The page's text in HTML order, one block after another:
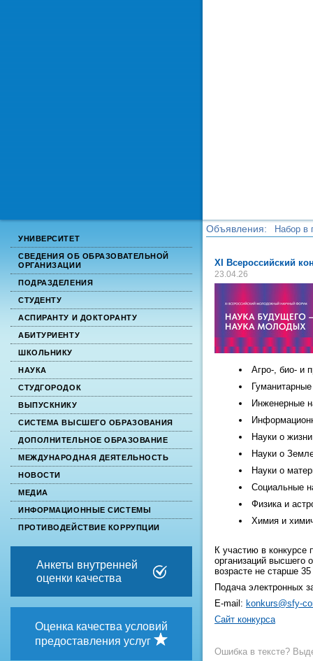
УНИВЕРСИТЕТ
СВЕДЕНИЯ ОБ ОБРАЗОВАТЕЛЬНОЙ
ОРГАНИЗАЦИИ
ПОДРАЗДЕЛЕНИЯ
СТУДЕНТУ
АСПИРАНТУ И ДОКТОРАНТУ
АБИТУРИЕНТУ
ШКОЛЬНИКУ
НАУКА
СТУДГОРОДОК
ВЫПУСКНИКУ
СИСТЕМА ВЫСШЕГО ОБРАЗОВАНИЯ
ДОПОЛНИТЕЛЬНОЕ ОБРАЗОВАНИЕ
МЕЖДУНАРОДНАЯ ДЕЯТЕЛЬНОСТЬ
НОВОСТИ
МЕДИА
ИНФОРМАЦИОННЫЕ СИСТЕМЫ
ПРОТИВОДЕЙСТВИЕ КОРРУПЦИИ
Анкеты внутренней
оценки качества
Оценка качества условий
предоставления услуг
Объявления:
Набор в
XI Всероссийский
23.04.26
Агро-, био- и
Инженерные
Науки о
Науки о
Науки о
Социальные
Физика и
Химия и
К участию в конкурсе
организаций высшего
возрасте не старше
Подача электронных
E-mail: konkurs@sfy-
Сайт конкурса
Ошибка в тексте?